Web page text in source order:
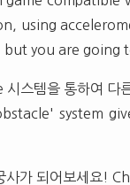
using
but you are
스템을 통하여 다
system
사가 되어보세